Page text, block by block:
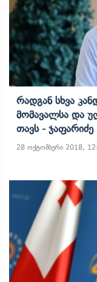
Რადგან Სხვა
Მომავალსა Და
Თავს - Ჯაფარიძე
28 ოქტომბერი 2018,